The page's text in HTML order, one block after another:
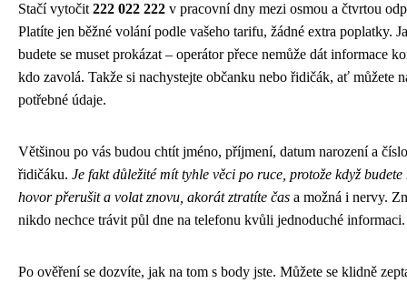
Stačí vytočit 222 022 222 v pracovní dny mezi osmou a čtvrtou
Platíte jen běžné volání podle vašeho tarifu, žádné extra poplatky.
budete se muset prokázat – operátor přece nemůže dát informace
kdo zavolá. Takže si nachystejte občanku nebo řidičák, ať můžete
potřebné údaje.
Většinou po vás budou chtít jméno, příjmení, datum narození a číslo
řidičáku. Je fakt důležité mít tyhle věci po ruce, protože když budete
hovor přerušit a volat znovu, akorát ztratíte čas a možná i nervy.
nikdo nechce trávit půl dne na telefonu kvůli jednoduché informaci.
Po ověření se dozvíte, jak na tom s body jste. Můžete se klidně